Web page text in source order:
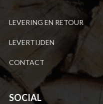
LEVERING EN RETOUR
LEVERTIJDEN
CONTACT
SOCIAL